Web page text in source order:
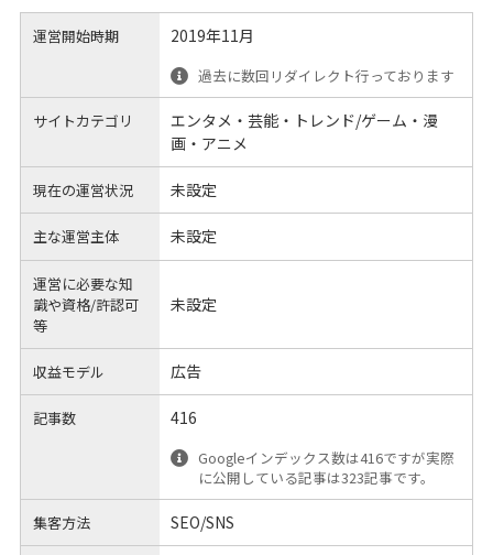
運営開始時期 2019年11月
過去に数回リダイレクト行っております
サイトカテゴリ
エンタメ・芸能・トレンド/ゲーム・漫
画・アニメ
現在の運営状況 未設定
主な運営主体 未設定
運営に必要な知
識や資格/許認可
等
未設定
収益モデル 広告
記事数 416
Googleインデックス数は416ですが実際
に公開している記事は323記事です。
集客方法 SEO/SNS